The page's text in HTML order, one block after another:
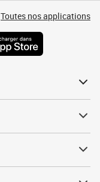
Toutes nos applications